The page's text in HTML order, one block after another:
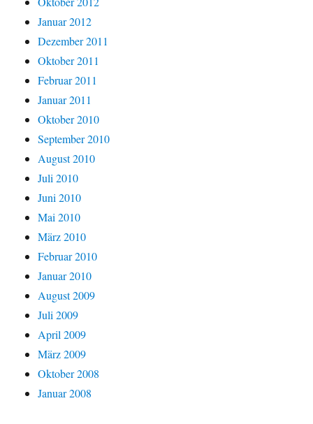
Januar 2012
Dezember 2011
Oktober 2011
Februar 2011
Januar 2011
Oktober 2010
September 2010
August 2010
Juli 2010
Juni 2010
Mai 2010
März 2010
Februar 2010
Januar 2010
August 2009
Juli 2009
April 2009
März 2009
Oktober 2008
Januar 2008